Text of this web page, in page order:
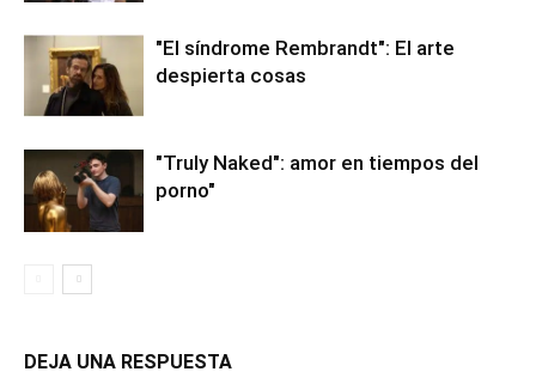
"El síndrome Rembrandt": El arte
despierta cosas
"Truly Naked": amor en tiempos del
porno"
DEJA UNA RESPUESTA